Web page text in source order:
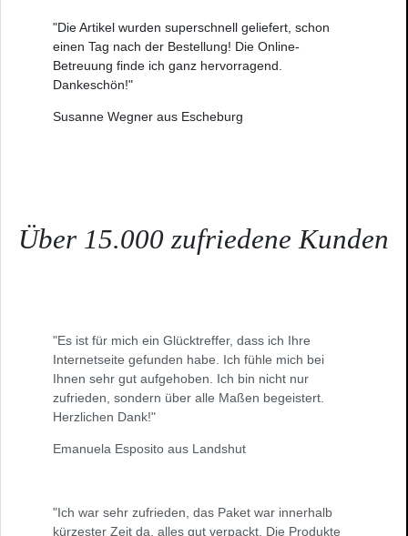
"Die Artikel wurden superschnell geliefert, schon
einen Tag nach der Bestellung! Die Online-
Betreuung finde ich ganz hervorragend.
Dankeschön!"
Susanne Wegner aus Escheburg
Über 15.000 zufriedene Kunden
"Es ist für mich ein Glücktreffer, dass ich Ihre
Internetseite gefunden habe. Ich fühle mich bei
Ihnen sehr gut aufgehoben. Ich bin nicht nur
zufrieden, sondern über alle Maßen begeistert.
Herzlichen Dank!"
Emanuela Esposito aus Landshut
"Ich war sehr zufrieden, das Paket war innerhalb
kürzester Zeit da, alles gut verpackt. Die Produkte